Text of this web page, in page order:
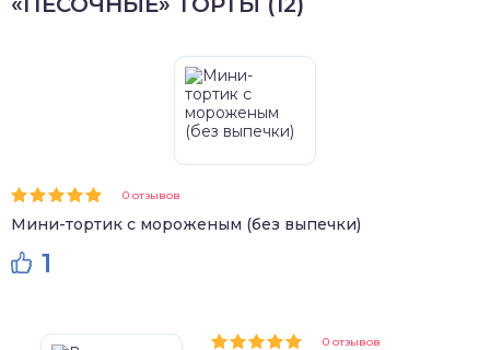
0 отзывов
Мини-тортик с мороженым (без выпечки)
1
0 отзывов